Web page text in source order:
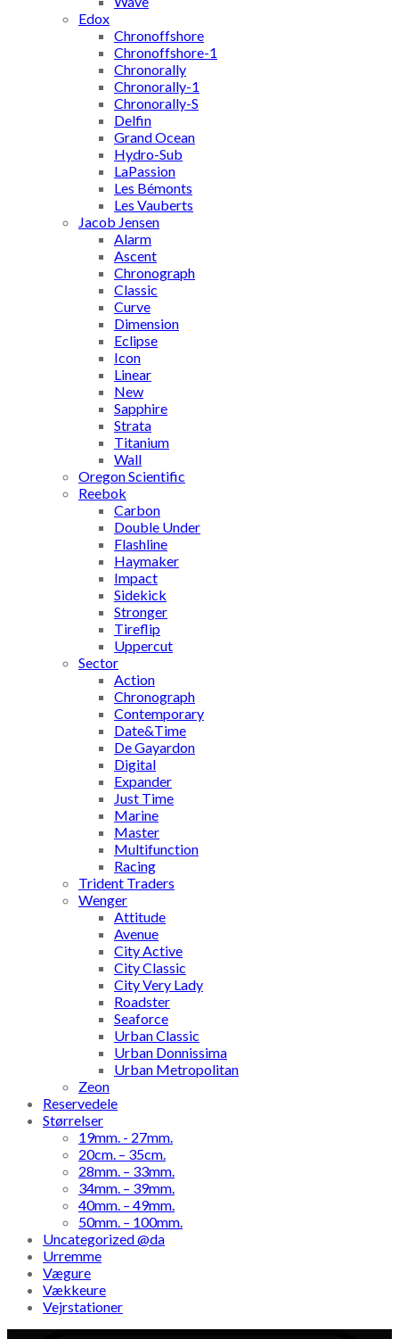
Edox
Chronoffshore
Chronoffshore-1
Chronorally
Chronorally-1
Chronorally-S
Delfin
Grand Ocean
Hydro-Sub
LaPassion
Les Bémonts
Les Vauberts
Jacob Jensen
Alarm
Ascent
Chronograph
Classic
Curve
Dimension
Eclipse
Icon
Linear
New
Sapphire
Strata
Titanium
Wall
Oregon Scientific
Reebok
Carbon
Double Under
Flashline
Haymaker
Impact
Sidekick
Stronger
Tireflip
Uppercut
Sector
Action
Chronograph
Contemporary
Date&Time
De Gayardon
Digital
Expander
Just Time
Marine
Master
Multifunction
Racing
Trident Traders
Wenger
Attitude
Avenue
City Active
City Classic
City Very Lady
Roadster
Seaforce
Urban Classic
Urban Donnissima
Urban Metropolitan
Zeon
Reservedele
Størrelser
19mm. - 27mm.
20cm. – 35cm.
28mm. – 33mm.
34mm. – 39mm.
40mm. – 49mm.
50mm. – 100mm.
Uncategorized @da
Urremme
Vægure
Vækkeure
Vejrstationer